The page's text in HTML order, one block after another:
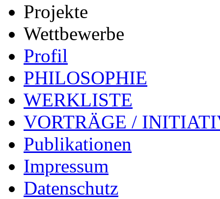
Projekte
Wettbewerbe
Profil
PHILOSOPHIE
WERKLISTE
VORTRÄGE /
Publikationen
Impressum
Datenschutz